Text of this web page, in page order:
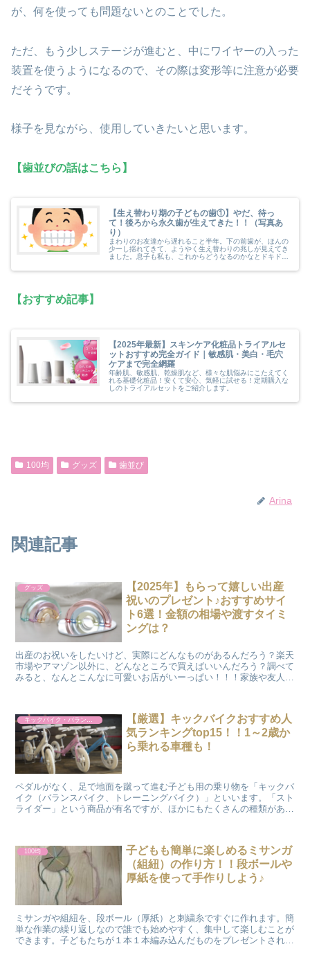
が、何を使っても問題ないとのことでした。
ただ、もう少しステージが進むと、中にワイヤーの入った
装置を使うようになるので、その際は変形等に注意が必要
だそうです。
様子を見ながら、使用していきたいと思います。
【歯並びの話はこちら】
【生え替わり期の子どもの歯①】やだ、待っ
て！後ろから永久歯が生えてきた！！（写真あ
り）
まわりのお友達から遅れること半年。下の前歯が、ほんの
少ーし揺れてきて、ようやく生え替わりの兆しが見えてき
ました。息子も私も、これからどうなるのかなとドキドキ
がないうちに、後ろから永久歯が生えてきてしまったので
【おすすめ記事】
【2025年最新】スキンケア化粧品トライアルセ
ットおすすめ完全ガイド｜敏感肌・美白・毛穴
ケアまで完全網羅
年齢肌、敏感肌、乾燥肌など、様々な肌悩みにこたえてく
れる基礎化粧品！安くて安心、気軽に試せる！定期購入な
しのトライアルセットをご紹介します。
100均 グッズ 歯並び
Arina
関連記事
グッズ
【2025年】もらって嬉しい出産
祝いのプレゼント♪おすすめサイ
ト6選！金額の相場や渡すタイミ
ングは？
出産のお祝いをしたいけど、実際にどんなものがあるんだろう？楽天
市場やアマゾン以外に、どんなところで買えばいいんだろう？調べて
みると、なんとこんなに可愛いお店がいーっぱい！！！家族や友人に
【厳選】キックバイクおすすめ人
気ランキングtop15！！1～2歳か
ら乗れる車種も！
ペダルがなく、足で地面を蹴って進む子ども用の乗り物を「キックバ
イク（バランスバイク、トレーニングバイク）」といいます。「スト
ライダー」という商品が有名ですが、ほかにもたくさんの種類があ
100均
子どもも簡単に楽しめるミサンガ
（組紐）の作り方！！段ボールや
厚紙を使って手作りしよう♪
ミサンガや組紐を、段ボール（厚紙）と刺繍糸ですぐに作れます。簡
単な作業の繰り返しなので誰でも始めやすく、集中して楽しむことが
できます。子どもたちが１本１本編み込んだものをプレゼントされる